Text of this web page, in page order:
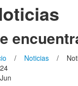
/ Noticias /
24
Jun